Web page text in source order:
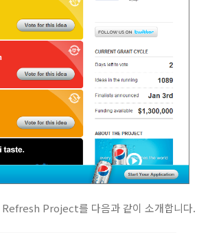
Project를 다음과 같이 소개합니다.